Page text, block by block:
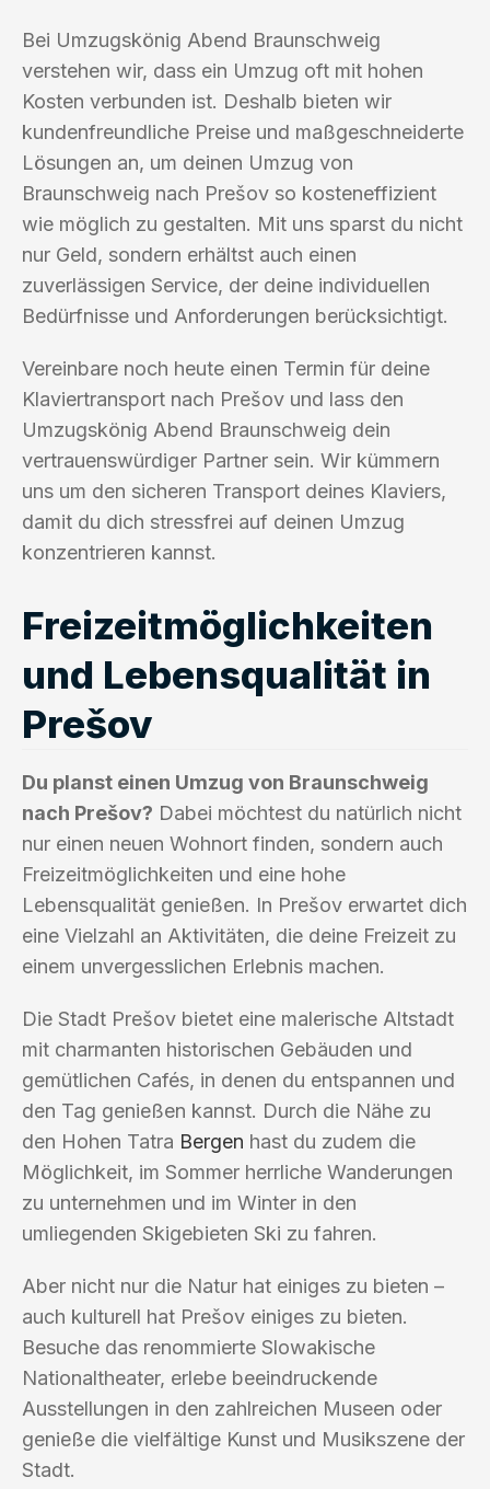
Bei Umzugskönig Abend Braunschweig
verstehen wir, dass ein Umzug oft mit hohen
Kosten verbunden ist. Deshalb bieten wir
kundenfreundliche Preise und maßgeschneiderte
Lösungen an, um deinen Umzug von
Braunschweig nach Prešov so kosteneffizient
wie möglich zu gestalten. Mit uns sparst du nicht
nur Geld, sondern erhältst auch einen
zuverlässigen Service, der deine individuellen
Bedürfnisse und Anforderungen berücksichtigt.
Vereinbare noch heute einen Termin für deine
Klaviertransport nach Prešov und lass den
Umzugskönig Abend Braunschweig dein
vertrauenswürdiger Partner sein. Wir kümmern
uns um den sicheren Transport deines Klaviers,
damit du dich stressfrei auf deinen Umzug
konzentrieren kannst.
Freizeitmöglichkeiten
und Lebensqualität in
Prešov
Du planst einen Umzug von Braunschweig
nach Prešov? Dabei möchtest du natürlich nicht
nur einen neuen Wohnort finden, sondern auch
Freizeitmöglichkeiten und eine hohe
Lebensqualität genießen. In Prešov erwartet dich
eine Vielzahl an Aktivitäten, die deine Freizeit zu
einem unvergesslichen Erlebnis machen.
Die Stadt Prešov bietet eine malerische Altstadt
mit charmanten historischen Gebäuden und
gemütlichen Cafés, in denen du entspannen und
den Tag genießen kannst. Durch die Nähe zu
den Hohen Tatra Bergen hast du zudem die
Möglichkeit, im Sommer herrliche Wanderungen
zu unternehmen und im Winter in den
umliegenden Skigebieten Ski zu fahren.
Aber nicht nur die Natur hat einiges zu bieten –
auch kulturell hat Prešov einiges zu bieten.
Besuche das renommierte Slowakische
Nationaltheater, erlebe beeindruckende
Ausstellungen in den zahlreichen Museen oder
genieße die vielfältige Kunst und Musikszene der
Stadt.